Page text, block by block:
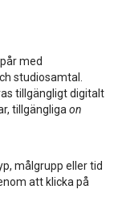
med
studiosamtal.
tillgängligt digitalt
tillgängliga on
målgrupp eller tid
att klicka på